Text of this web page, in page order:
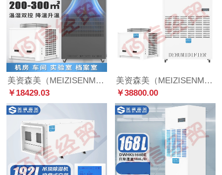
美资森美（MEIZISENMEI） 调温除湿机工业空调车间仓库档案室降温抽湿机 TWHK5380BE
￥18429.03
美资森美（MEIZISENMEI） 调温除湿机工业空调车间仓库档案室降温调温自动化霜抽湿机 TWHK5600BE【化霜除湿】
￥38800.00